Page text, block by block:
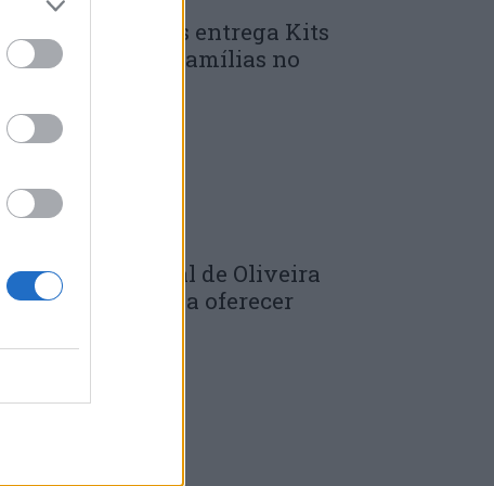
Município de Góis entrega Kits
Comunitários às famílias no
30 DE JULHO, 2026
Câmara Municipal de Oliveira
do Hospital volta a oferecer